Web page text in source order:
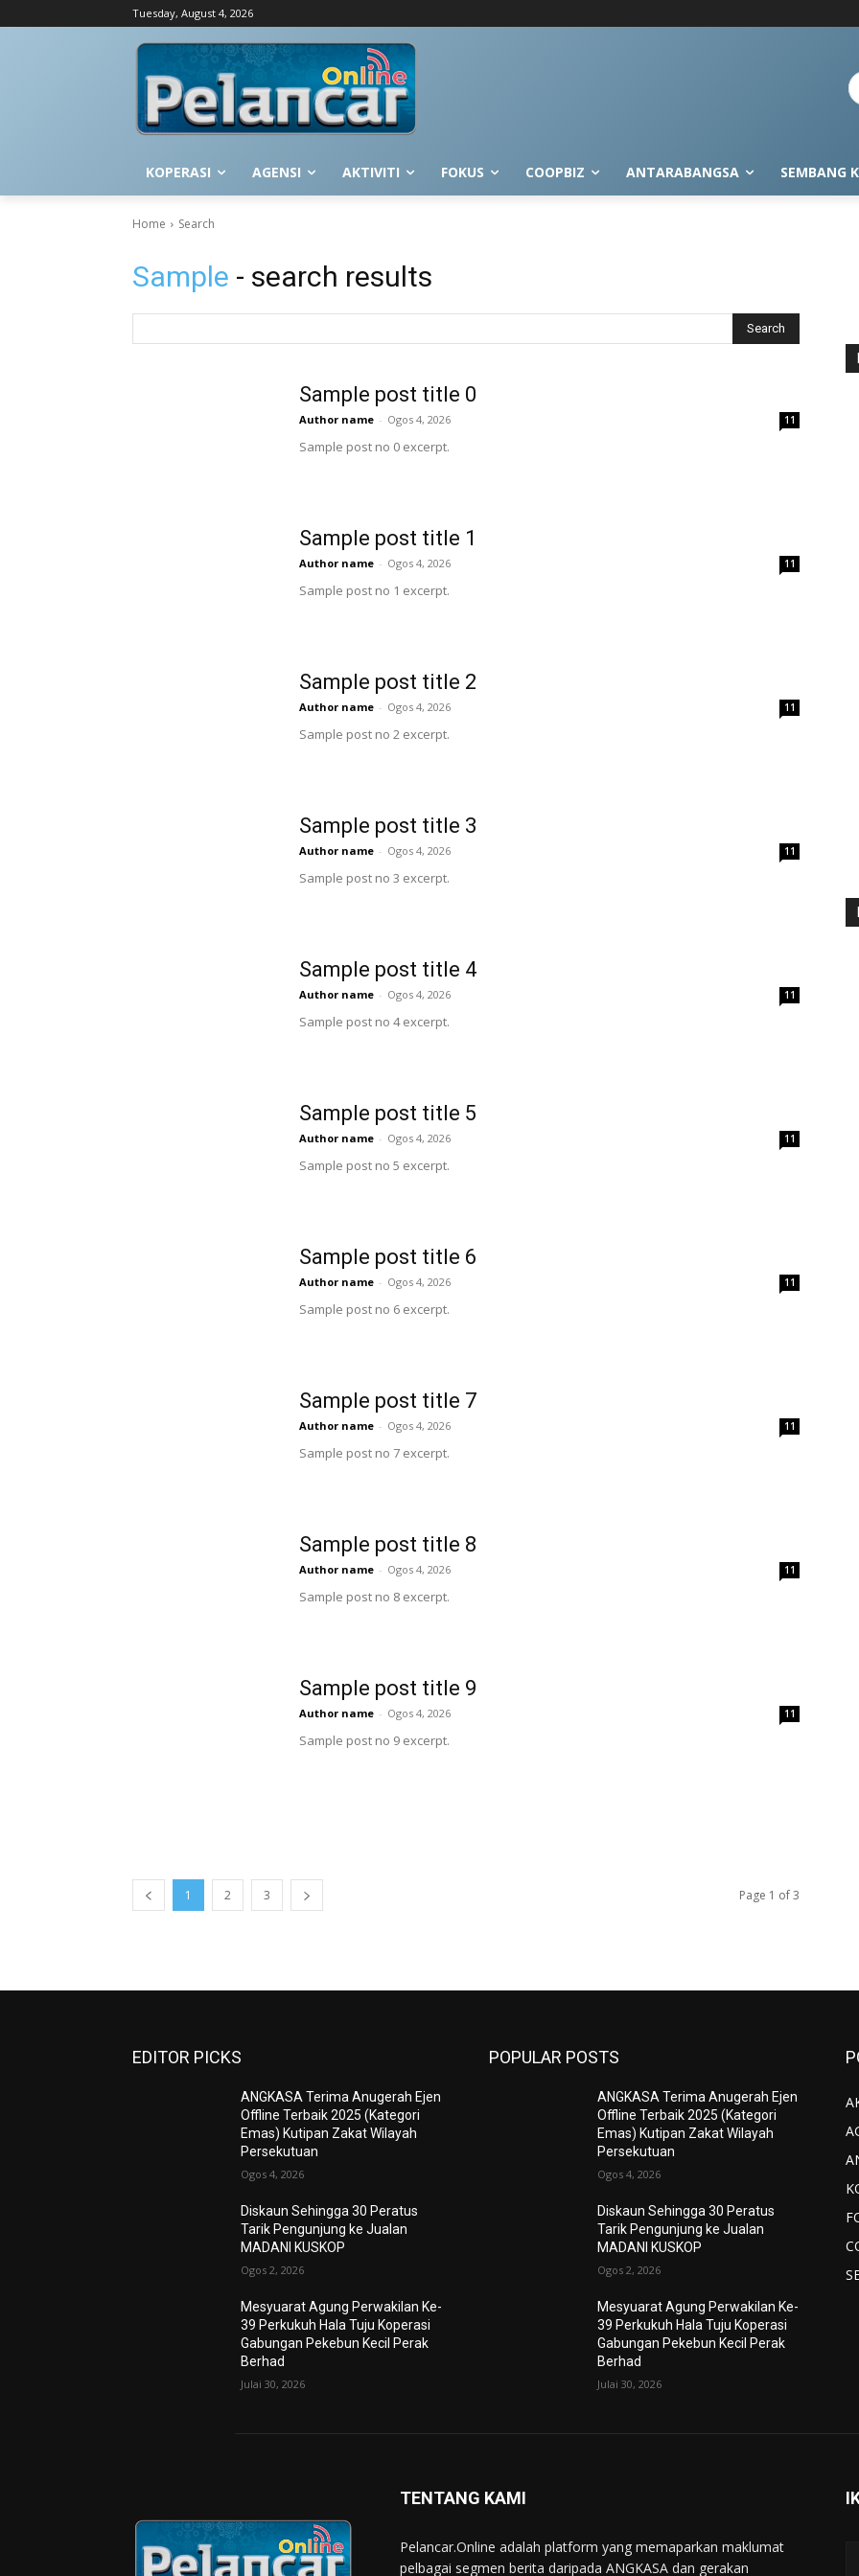
Tuesday, August 4, 2026
KOPERASI AGENSI AKTIVITI FOKUS COOPBIZ ANTARABANGSA SEMBANG
Home Search
Sample - search results
Search
Sample post title 0
Author name - Ogos 4, 2026 11
Sample post no 0 excerpt.
Sample post title 1
Author name - Ogos 4, 2026 11
Sample post no 1 excerpt.
Sample post title 2
Author name - Ogos 4, 2026 11
Sample post no 2 excerpt.
Sample post title 3
Author name - Ogos 4, 2026 11
Sample post no 3 excerpt.
Sample post title 4
Author name - Ogos 4, 2026 11
Sample post no 4 excerpt.
Sample post title 5
Author name - Ogos 4, 2026 11
Sample post no 5 excerpt.
Sample post title 6
Author name - Ogos 4, 2026 11
Sample post no 6 excerpt.
Sample post title 7
Author name - Ogos 4, 2026 11
Sample post no 7 excerpt.
Sample post title 8
Author name - Ogos 4, 2026 11
Sample post no 8 excerpt.
Sample post title 9
Author name - Ogos 4, 2026 11
Sample post no 9 excerpt.
1 2 3 Page 1 of 3
EDITOR PICKS
ANGKASA Terima Anugerah Ejen
Offline Terbaik 2025 (Kategori
Emas) Kutipan Zakat Wilayah
Persekutuan
Ogos 4, 2026
Diskaun Sehingga 30 Peratus
Tarik Pengunjung ke Jualan
MADANI KUSKOP
Ogos 2, 2026
Mesyuarat Agung Perwakilan Ke-
39 Perkukuh Hala Tuju Koperasi
Gabungan Pekebun Kecil Perak
Berhad
Julai 30, 2026
POPULAR POSTS
ANGKASA Terima Anugerah Ejen
Offline Terbaik 2025 (Kategori
Emas) Kutipan Zakat Wilayah
Persekutuan
Ogos 4, 2026
Diskaun Sehingga 30 Peratus
Tarik Pengunjung ke Jualan
MADANI KUSKOP
Ogos 2, 2026
Mesyuarat Agung Perwakilan Ke-
39 Perkukuh Hala Tuju Koperasi
Gabungan Pekebun Kecil Perak
Berhad
Julai 30, 2026
TENTANG KAMI
Pelancar.Online adalah platform yang memaparkan maklumat
pelbagai segmen berita daripada ANGKASA dan gerakan